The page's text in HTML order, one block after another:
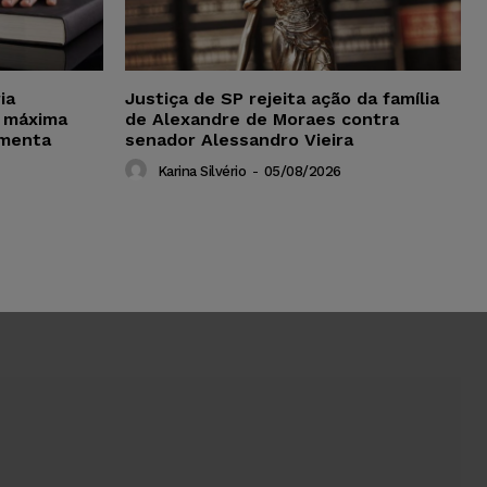
Justiça de SP rejeita ação da família
de Alexandre de Moraes contra
senador Alessandro Vieira
Karina Silvério - 05/08/2026